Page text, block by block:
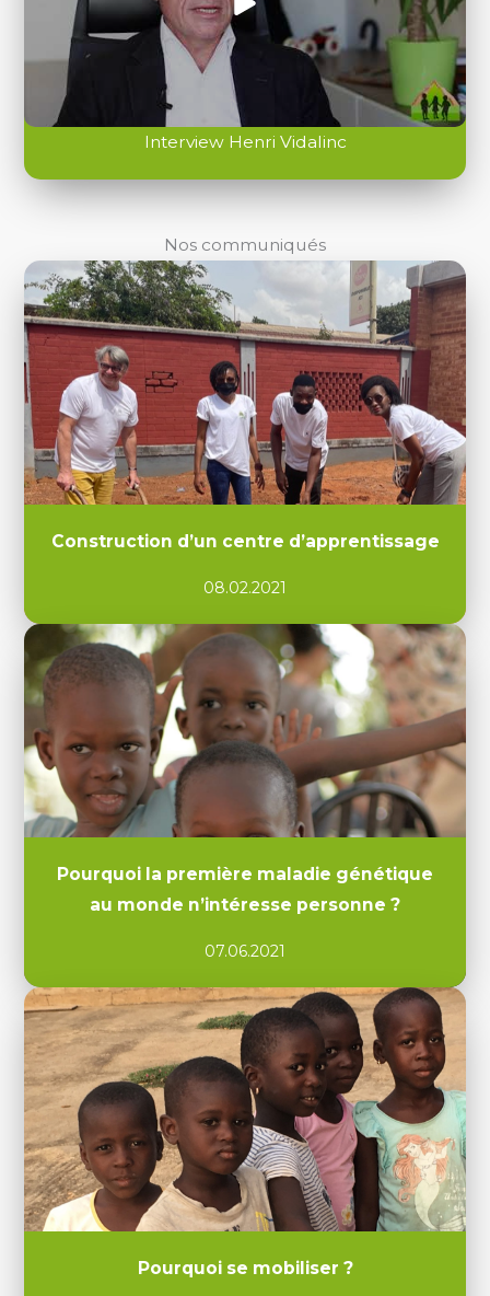
Interview Henri Vidalinc
Nos communiqués
Construction d’un centre d’apprentissage
08.02.2021
Pourquoi la première maladie génétique
au monde n’intéresse personne ?
07.06.2021
Pourquoi se mobiliser ?